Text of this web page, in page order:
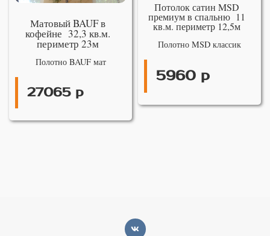
Матовый BAUF в
кофейне 32,3 кв.м.
периметр 23м
Полотно BAUF мат
27065 р
Потолок сатин MSD
премиум в спальню 11
кв.м. периметр 12,5м
Полотно MSD классик
5960 р